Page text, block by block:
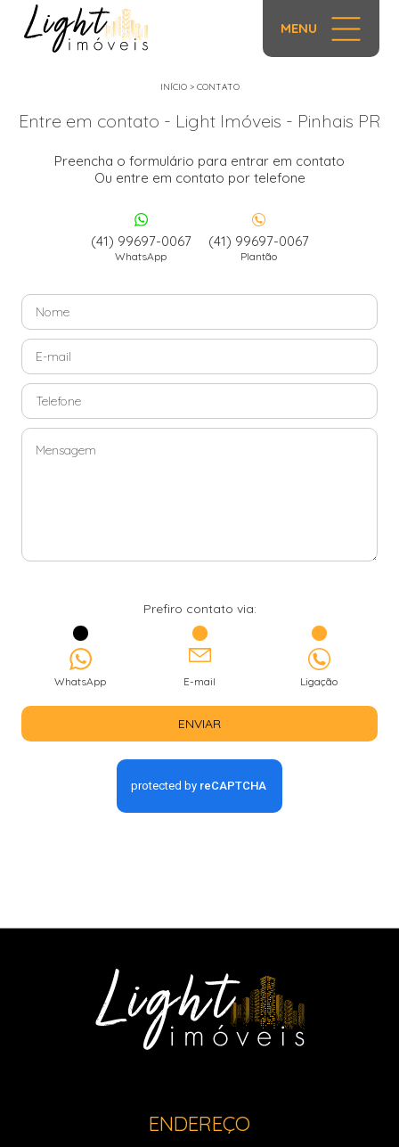
MENU
INÍCIO> CONTATO
Entre em contato - Light Imóveis - Pinhais PR
Preencha o formulário para entrar em contato
Ou entre em contato por telefone
(41) 99697-0067
WhatsApp
(41) 99697-0067
Plantão
Prefiro contato via:
WhatsApp E-mail Ligação
ENVIAR
ENDEREÇO